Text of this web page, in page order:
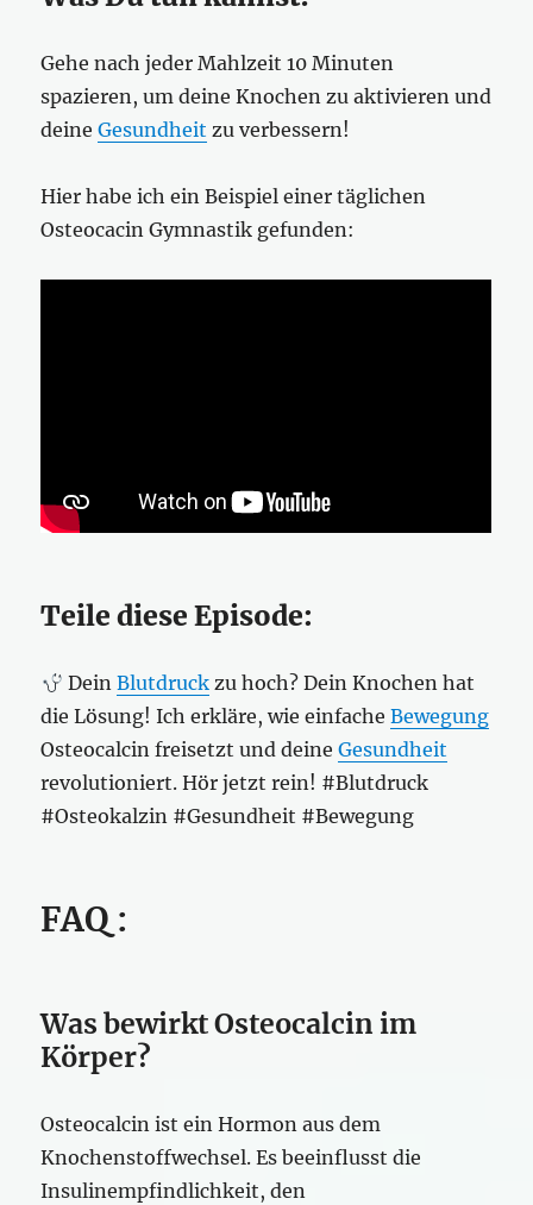
Gehe nach jeder Mahlzeit 10 Minuten
spazieren, um deine Knochen zu aktivieren und
deineGesundheit zu verbessern!
Hier habe ich ein Beispiel einer täglichen
Osteocacin Gymnastik gefunden:
Teile diese Episode:
Dein Blutdruckzu hoch? Dein Knochen hat
die Lösung! Ich erkläre, wie einfacheBewegung
Osteocalcin freisetzt und deineGesundheit
revolutioniert. Hör jetzt rein! #Blutdruck
#Osteokalzin #Gesundheit #Bewegung
FAQ :
Was bewirkt Osteocalcin im
Körper?
Osteocalcin ist ein Hormon aus dem
Knochenstoffwechsel. Es beeinflusst die
Insulinempfindlichkeit, den